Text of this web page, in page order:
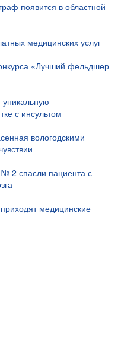
появится в областной
медицинских услуг
«Лучший фельдшер
уникальную
с инсультом
вологодскими
2 спасли пациента с
медицинские